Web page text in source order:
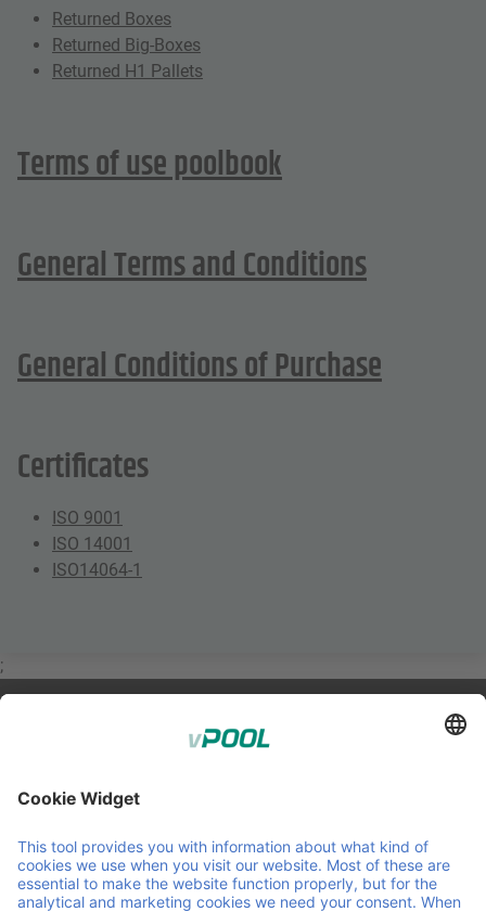
Returned Boxes
Returned Big-Boxes
Returned H1 Pallets
Terms of use poolbook
General Terms and Conditions
General Conditions of Purchase
Certificates
ISO 9001
ISO 14001
ISO14064-1
;
Member of Faber Group
Liens et documents utiles